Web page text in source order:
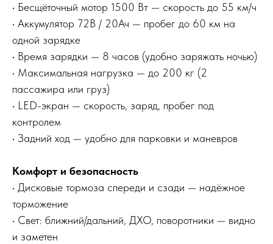
• Бесщёточный мотор 1500 Вт — скорость до 55 км/ч
• Аккумулятор 72В / 20Ач — пробег до 60 км на
одной зарядке
• Время зарядки — 8 часов (удобно заряжать ночью)
• Максимальная нагрузка — до 200 кг (2
пассажира или груз)
• LED-экран — скорость, заряд, пробег под
контролем
• Задний ход — удобно для парковки и маневров
Комфорт и безопасность
• Дисковые тормоза спереди и сзади — надёжное
торможение
• Свет: ближний/дальний, ДХО, поворотники — видно
и заметен